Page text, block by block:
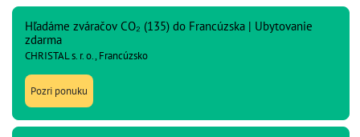
Hľadáme zváračov CO₂ (135) do Francúzska | Ubytovanie
zdarma
CHRISTAL s. r. o., Francúzsko
Pozri ponuku